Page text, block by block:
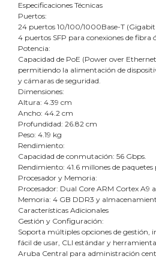
Especificaciones Técnicas
Puertos:
24 puertos 10/100/1000Base-T
4 puertos SFP para conexiones de fibra
Potencia:
Capacidad de PoE (Power over
permitiendo la alimentación de
y cámaras de seguridad.
Dimensiones:
Altura: 4.39 cm
Ancho: 44.2 cm
Profundidad: 26.82 cm
Peso: 4.19 kg
Rendimiento:
Capacidad de conmutación: 56 Gbps.
Rendimiento: 41.6 millones de
Procesador y Memoria:
Procesador: Dual Core ARM Cortex A9 a
Memoria: 4 GB DDR3 y
Características Adicionales
Gestión y Configuración:
Soporta múltiples opciones de gestión,
fácil de usar, CLI estándar y
Aruba Central para administración